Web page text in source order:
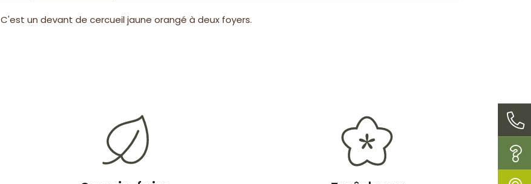
C'est un devant de cercueil jaune orangé à deux foyers.